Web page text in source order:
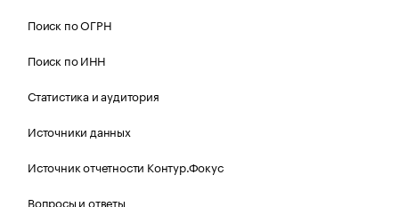
Поиск по ОГРН
Поиск по ИНН
Статистика и аудитория
Источники данных
Источник отчетности Контур.Фокус
Вопросы и ответы